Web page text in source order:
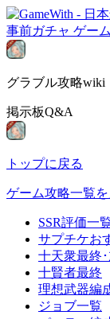
事前ガチャ ゲー
グラブル攻略wiki
掲示板Q&A
トップに戻る
ゲーム攻略一覧を
SSR評価一
サプチケお
十天衆最終･
十賢者最終
理想武器編
ジョブ一覧